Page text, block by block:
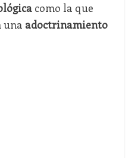
como la que
una adoctrinamiento